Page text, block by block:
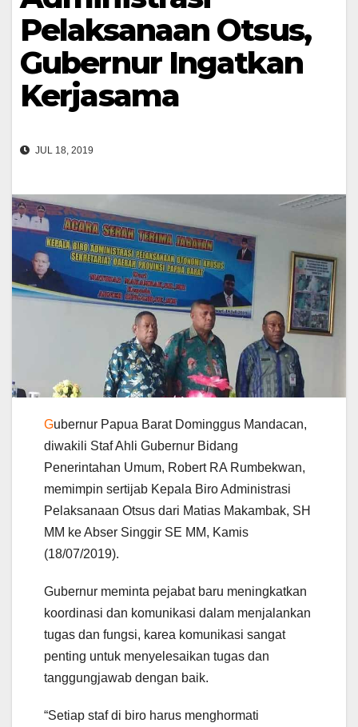
Pelaksanaan Otsus,
Gubernur Ingatkan
Kerjasama
JUL 18, 2019
Gubernur Papua Barat Dominggus Mandacan,
diwakili Staf Ahli Gubernur Bidang
Penerintahan Umum, Robert RA Rumbekwan,
memimpin sertijab Kepala Biro Administrasi
Pelaksanaan Otsus dari Matias Makambak, SH
MM ke Abser Singgir SE MM, Kamis
(18/07/2019).
Gubernur meminta pejabat baru meningkatkan
koordinasi dan komunikasi dalam menjalankan
tugas dan fungsi, karea komunikasi sangat
penting untuk menyelesaikan tugas dan
tanggungjawab dengan baik.
“Setiap staf di biro harus menghormati